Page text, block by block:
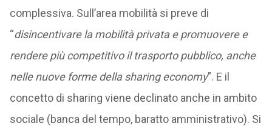
complessiva. Sull’area mobilità si preve di
“disincentivare la mobilità privata e promuovere e
rendere più competitivo il trasporto pubblico, anche
nelle nuove forme della sharing economy”. E il
concetto di sharing viene declinato anche in ambito
sociale (banca del tempo, baratto amministrativo). Si